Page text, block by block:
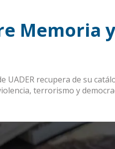
Memoria
UADER recupera de su
terrorismo y